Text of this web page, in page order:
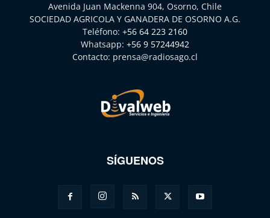
Avenida Juan Mackenna 904, Osorno, Chile
SOCIEDAD AGRICOLA Y GANADERA DE OSORNO A.G.
Teléfono: +56 64 223 2160
Whatsapp: +56 9 57244942
Contacto: prensa@radiosago.cl
SÍGUENOS